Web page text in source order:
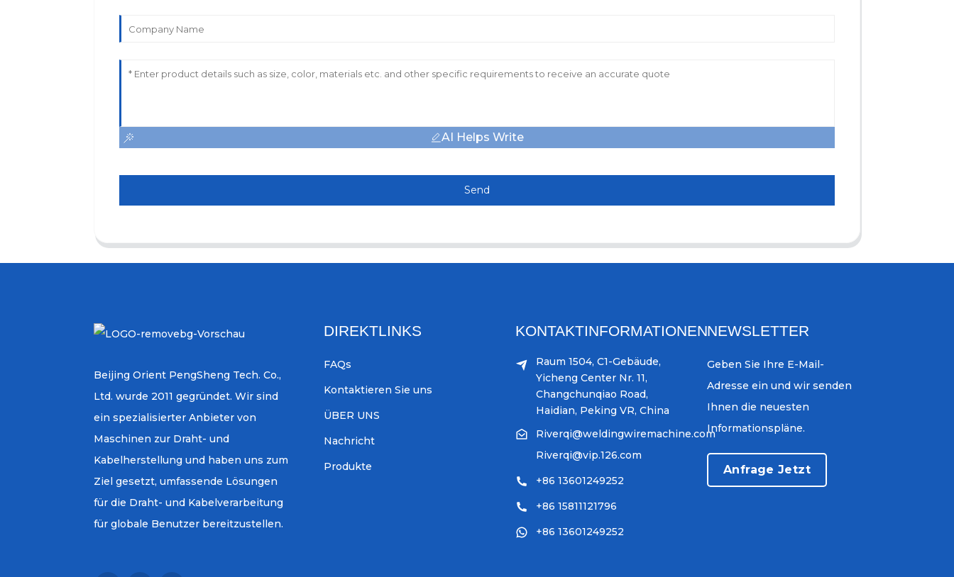
AI Helps Write
Send
Beijing Orient PengSheng Tech. Co.,
Ltd. wurde 2011 gegründet. Wir sind
ein spezialisierter Anbieter von
Maschinen zur Draht- und
Kabelherstellung und haben uns zum
Ziel gesetzt, umfassende Lösungen
für die Draht- und Kabelverarbeitung
für globale Benutzer bereitzustellen.
DIREKTLINKS
FAQs
Kontaktieren Sie uns
ÜBER UNS
Nachricht
Produkte
KONTAKTINFORMATIONEN
Raum 1504, C1-Gebäude,
Yicheng Center Nr. 11,
Changchunqiao Road,
Haidian, Peking VR, China
Riverqi@weldingwiremachine.com
Riverqi@vip.126.com
+86 13601249252
+86 15811121796
+86 13601249252
NEWSLETTER
Geben Sie Ihre E-Mail-
Adresse ein und wir senden
Ihnen die neuesten
Informationspläne.
Anfrage Jetzt